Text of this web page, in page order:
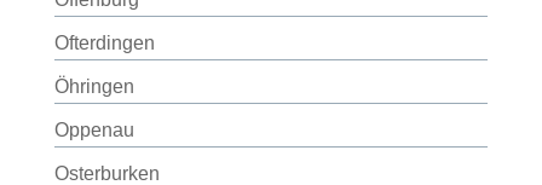
Ofterdingen
Öhringen
Oppenau
Osterburken